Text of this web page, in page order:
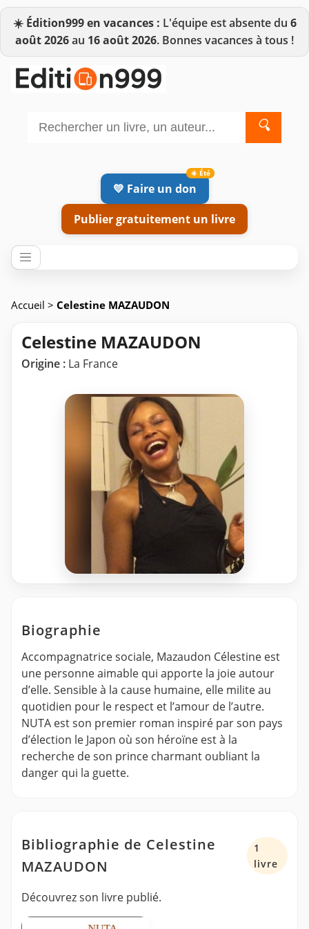
☀️ Édition999 en vacances : L'équipe est absente du 6
août 2026au 16 août 2026. Bonnes vacances à tous !
🔍
💛 Faire un don
Publier gratuitement un livre
Accueil > Celestine MAZAUDON
Celestine MAZAUDON
Origine : La France
Biographie
Accompagnatrice sociale, Mazaudon Célestine est
une personne aimable qui apporte la joie autour
d’elle. Sensible à la cause humaine, elle milite au
quotidien pour le respect et l’amour de l’autre.
NUTA est son premier roman inspiré par son pays
d’élection le Japon où son héroïne est à la
recherche de son prince charmant oubliant la
danger qui la guette.
Bibliographie de Celestine
MAZAUDON
1
livre
Découvrez son livre publié.